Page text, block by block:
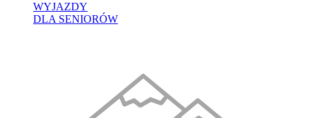
WYJAZDY
DLA SENIORÓW